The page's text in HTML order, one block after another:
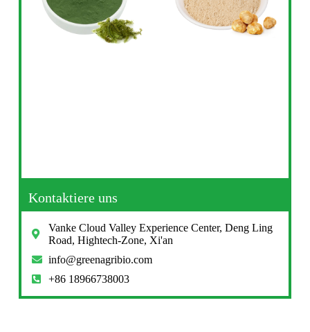
Kontaktiere uns
Vanke Cloud Valley Experience Center, Deng Ling
Road, Hightech-Zone, Xi'an
info@greenagribio.com
+86 18966738003